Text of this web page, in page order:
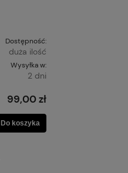
Dostępność:
duża ilość
Wysyłka w:
2 dni
99,00 zł
Do koszyka